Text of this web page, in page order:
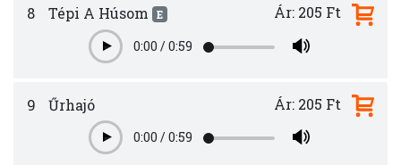
8 Tépi A Húsom E
Play0:00 /0:59
Ár: 205 Ft
9 Űrhajó
Play0:00 /0:59
Ár: 205 Ft